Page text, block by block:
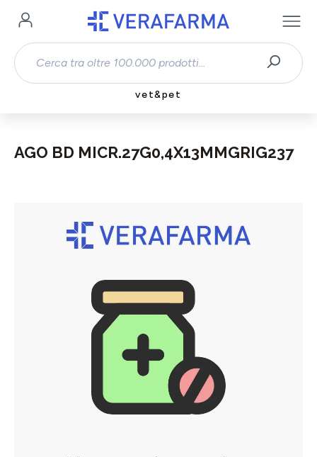
Passa al contenuto principale
vet&pet
AGO BD MICR.27G0,4X13MMGRIG237